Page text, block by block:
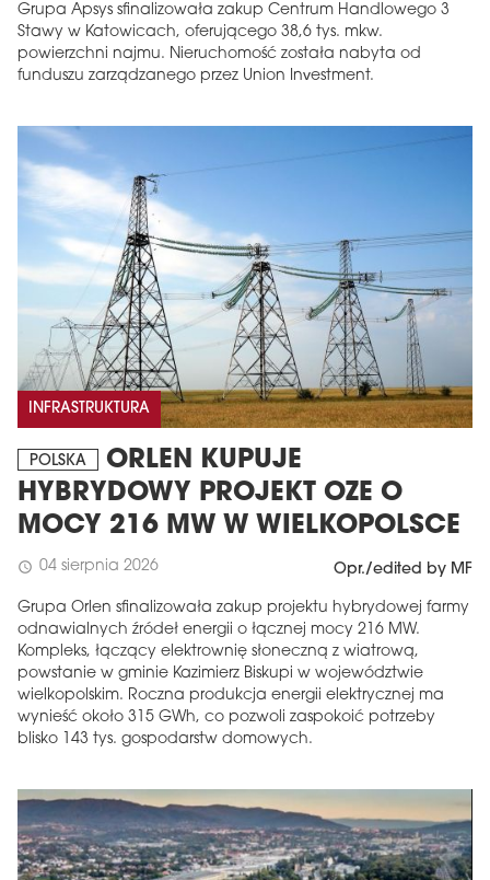
Grupa Apsys sfinalizowała zakup Centrum Handlowego 3
Stawy w Katowicach, oferującego 38,6 tys. mkw.
powierzchni najmu. Nieruchomość została nabyta od
funduszu zarządzanego przez Union Investment.
INFRASTRUKTURA
POLSKA
ORLEN KUPUJE
HYBRYDOWY PROJEKT OZE O
MOCY 216 MW W WIELKOPOLSCE
schedule 04 sierpnia 2026 Opr./edited by MF
Grupa Orlen sfinalizowała zakup projektu hybrydowej farmy
odnawialnych źródeł energii o łącznej mocy 216 MW.
Kompleks, łączący elektrownię słoneczną z wiatrową,
powstanie w gminie Kazimierz Biskupi w województwie
wielkopolskim. Roczna produkcja energii elektrycznej ma
wynieść około 315 GWh, co pozwoli zaspokoić potrzeby
blisko 143 tys. gospodarstw domowych.